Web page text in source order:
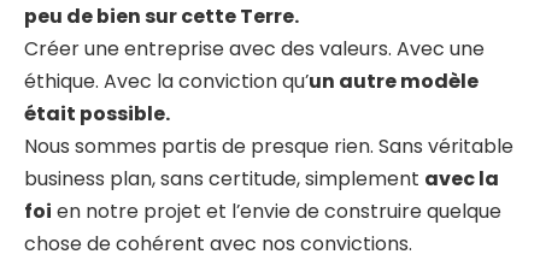
peu de bien sur cette Terre.
Créer une entreprise avec des valeurs. Avec une
éthique. Avec la conviction qu’un autre modèle
était possible.
Nous sommes partis de presque rien. Sans véritable
business plan, sans certitude, simplement avec la
foi en notre projet et l’envie de construire quelque
chose de cohérent avec nos convictions.